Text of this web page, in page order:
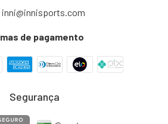
inni@innisports.com
de pagamento
Segurança